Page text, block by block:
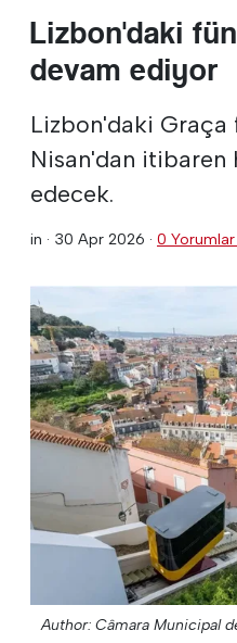
Lizbon'daki
devam ediyor
Lizbon'daki Graça
Nisan'dan itibaren
edecek.
in · 30 Apr 2026 · 0
Author: Câmara Municipal